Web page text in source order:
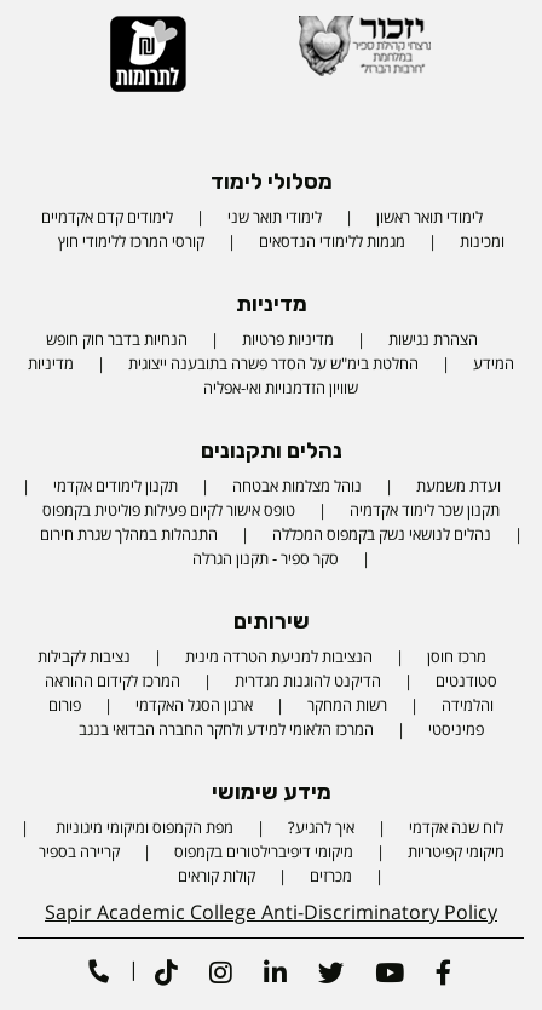
מסלולי לימוד
לימודי תואר ראשון לימודי תואר שני
לימודים קדם אקדמיים
ומכינות
מגמות ללימודי הנדסאים קורסי המרכז ללימודי חוץ
מדיניות
הצהרת נגישות מדיניות פרטיות
הנחיות בדבר חוק חופש
המידע
החלטת בימ"ש על הסדר פשרה בתובענה ייצוגית
מדיניות
שוויון הזדמנויות ואי-אפליה
נהלים ותקנונים
ועדת משמעת נוהל מצלמות אבטחה
תקנון לימודים אקדמי
תקנון שכר לימוד אקדמיה
טופס אישור לקיום פעילות פוליטית בקמפוס
נהלים לנושאי נשק בקמפוס המכללה
התנהלות במהלך שגרת חירום
סקר ספיר - תקנון הגרלה
שירותים
מרכז חוסן הנציבות למניעת הטרדה מינית
נציבות לקבילות
סטודנטים
הדיקנט להוגנות מגדרית
המרכז לקידום ההוראה
והלמידה
רשות המחקר ארגון הסגל האקדמי
פורום
פמיניסטי
המרכז הלאומי למידע ולחקר החברה הבדואי בנגב
מידע שימושי
לוח שנה אקדמי איך להגיע?
מפת הקמפוס ומיקומי מיגוניות
מיקומי קפיטריות
מיקומי דיפיברילטורים בקמפוס
קריירה בספיר
מכרזים
קולות קוראים
Sapir Academic College Anti-Discriminatory Policy
Facebook
Youtube
Twitter
Linkedin
Instagram
Tiktok
|
Phone number